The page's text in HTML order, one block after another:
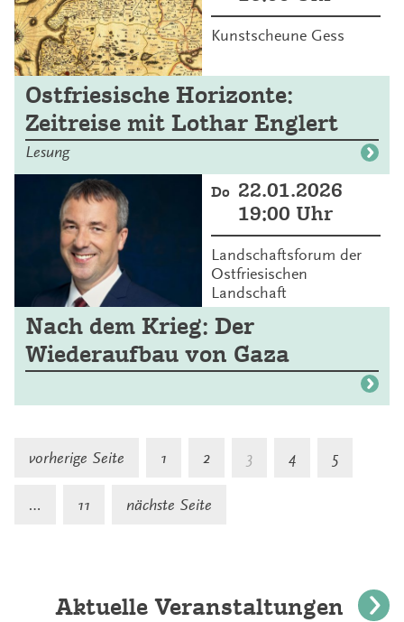
Kunstscheune Gess
Ostfriesische Horizonte:
Zeitreise mit Lothar Englert
Lesung
Do 22.01.2026
19:00 Uhr
Landschaftsforum der
Ostfriesischen
Landschaft
Nach dem Krieg: Der
Wiederaufbau von Gaza
vorherige Seite 1 2 3 4 5
… 11 nächste Seite
Aktuelle Veranstaltungen